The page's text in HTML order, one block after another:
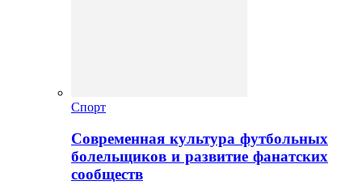
Спорт
Современная культура футбольных
болельщиков и развитие фанатских
сообществ